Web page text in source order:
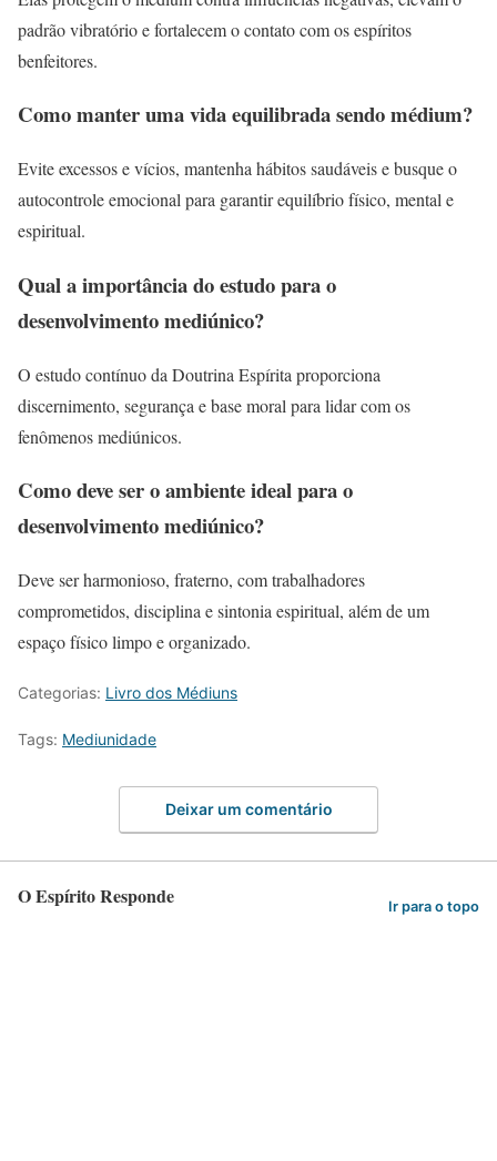
padrão vibratório e fortalecem o contato com os espíritos
benfeitores.
Como manter uma vida equilibrada sendo médium?
Evite excessos e vícios, mantenha hábitos saudáveis e busque o
autocontrole emocional para garantir equilíbrio físico, mental e
espiritual.
Qual a importância do estudo para o
desenvolvimento mediúnico?
O estudo contínuo da Doutrina Espírita proporciona
discernimento, segurança e base moral para lidar com os
fenômenos mediúnicos.
Como deve ser o ambiente ideal para o
desenvolvimento mediúnico?
Deve ser harmonioso, fraterno, com trabalhadores
comprometidos, disciplina e sintonia espiritual, além de um
espaço físico limpo e organizado.
Categorias: Livro dos Médiuns
Tags: Mediunidade
Deixar um comentário
O Espírito Responde Ir para o topo